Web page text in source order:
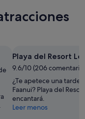
Playa del Resort Le
9.6/10 (206
¿Te apetece una
Faanui? Playa del
encantará.
Leer menos